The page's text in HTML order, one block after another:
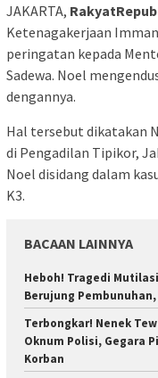
JAKARTA,
Ketenagakerjaan
peringatan kepada
Sadewa. Noel
dengannya.
Hal tersebut dikatakan
di Pengadilan Tipikor,
Noel disidang dalam
K3.
BACAAN LAINNYA
Heboh! Tragedi
Berujung
Terbongkar! Nenek
Oknum Polisi, Gegara
Korban